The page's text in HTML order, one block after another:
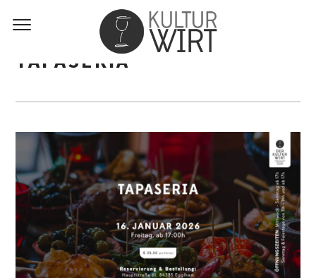
TAPASERIA